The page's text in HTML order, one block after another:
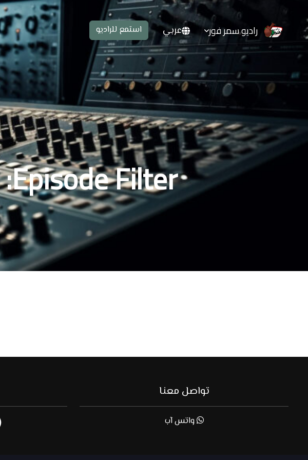
راديو سمر فور عربي استمع للراديو
Episode Filter:
تواصل معنا
واتس آب